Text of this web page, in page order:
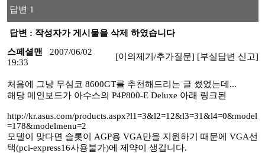
답변 1
답변 : 작성자가 게시물을 삭제 하였습니다
스페셜맨
2007/06/02
19:33
[이의제기/추가질문] [부실답변 신고]
처음에 그냥 무심코 8600GT를 추천해드리는 글 썼었는데...
해당 메인보드가 아수스의 P4P800-E Deluxe 아래 링크된
http://kr.asus.com/products.aspx?l1=3&l2=12&l3=31&l4=0&model
=178&modelmenu=2
모델이 맞다면 슬롯이 AGP용 VGA만을 지원하기 때문에 VGA선
택(pci-express16사용불가)에 제약이 생깁니다.